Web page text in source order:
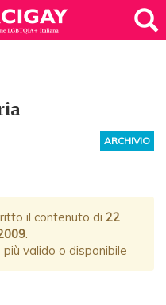
ARCHIVIO
il contenuto di 22
.
valido o disponibile